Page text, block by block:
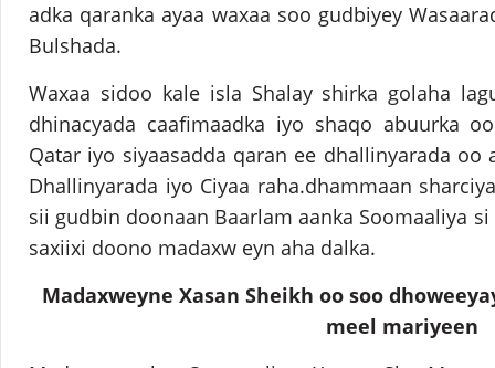
adka qaranka ayaa waxaa soo gudbiyey
Bulshada.
Waxaa sidoo kale isla Shalay shirka golaha
dhinacyada caafimaadka iyo shaqo abuurka
Qatar iyo siyaasadda qaran ee dhallinyarada oo
Dhallinyarada iyo Ciyaa raha.dhammaan
sii gudbin doonaan Baarlam aanka Soomaaliya
saxiixi doono madaxw eyn aha dalka.
Madaxweyne Xasan Sheikh oo soo
meel mariyeen